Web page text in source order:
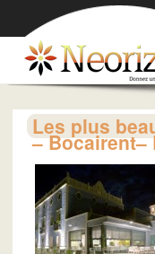
Les plus
– Bocairent–